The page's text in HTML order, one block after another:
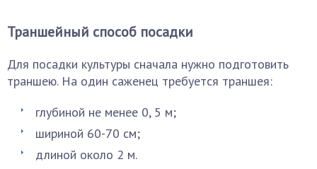
Траншейный способ посадки
Для посадки культуры сначала нужно подготовить
траншею. На один саженец требуется траншея:
глубиной не менее 0, 5 м;
шириной 60-70 см;
длиной около 2 м.